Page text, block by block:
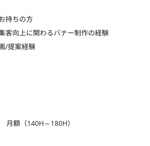
持ちの方
客向上に関わるバナー制作の経験
/提案経験
月額（140H～180H）